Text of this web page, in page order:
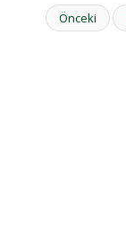
Önceki